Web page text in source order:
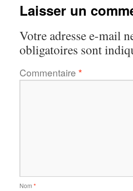
Laisser un
Votre adresse e-mail
obligatoires sont
Commentaire *
Nom *